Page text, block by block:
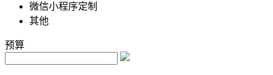
微信小程序定制
其他
预算